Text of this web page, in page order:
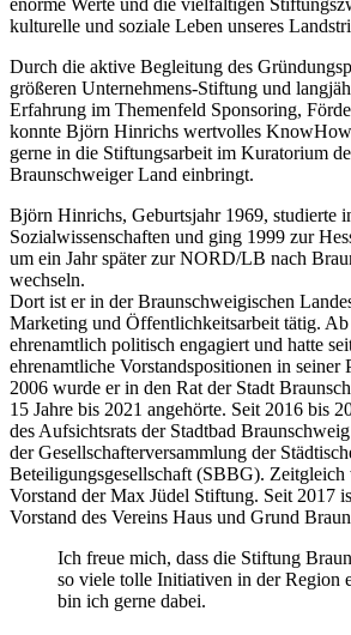
enorme Werte und die vielfältigen
kulturelle und soziale Leben unseres
Durch die aktive Begleitung des
größeren Unternehmens-Stiftung und
Erfahrung im Themenfeld Sponsoring,
konnte Björn Hinrichs wertvolles
gerne in die Stiftungsarbeit im Kuratorium
Braunschweiger Land einbringt.
Björn Hinrichs, Geburtsjahr 1969, studierte
Sozialwissenschaften und ging 1999 zur
um ein Jahr später zurNORD/​LB nach
wechseln.
Dort ist er in derBraunschweigischen
Marketing und Öffentlichkeitsarbeit tätig.
ehrenamtlich politisch engagiert und hatte
ehrenamtliche Vorstandspositionen in seiner
2006 wurde er in den Rat der Stadt
15 Jahre bis 2021 angehörte. Seit 2016 bis
des Aufsichtsrats der Stadtbad
derGesellschafterversammlung der
Beteiligungsgesellschaft (SBBG). Zeitgleich
Vorstand der Max Jüdel Stiftung. Seit 2017
Vorstand des Vereins Haus und Grund
Ich freue mich, dass die Stiftung
so viele tolle Initiativen in der Region
bin ich gerne dabei.